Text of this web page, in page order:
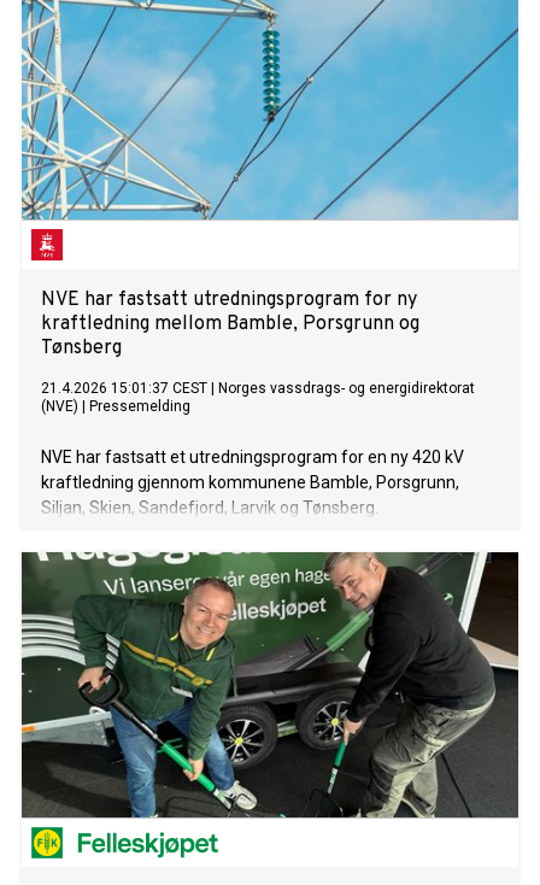
NVE har fastsatt utredningsprogram for ny
kraftledning mellom Bamble, Porsgrunn og
Tønsberg
21.4.2026 15:01:37 CEST
Norges vassdrags- og energidirektorat
(NVE)
Pressemelding
NVE har fastsatt et utredningsprogram for en ny 420 kV
kraftledning gjennom kommunene Bamble, Porsgrunn,
Siljan, Skien, Sandefjord, Larvik og Tønsberg.
Statnett må utrede før de kan søke om konsesjon.